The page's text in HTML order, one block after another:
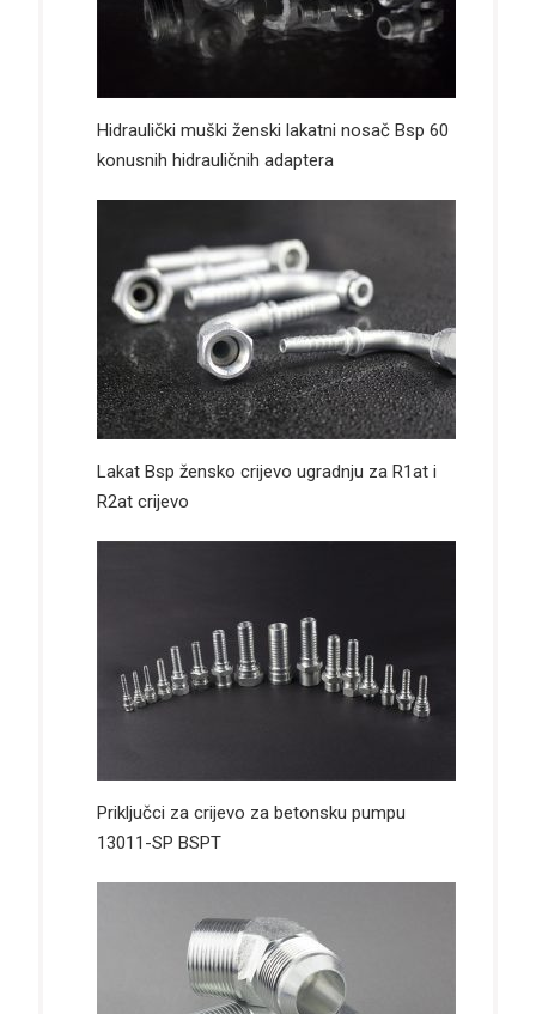
Hidraulički muški ženski lakatni nosač Bsp 60
konusnih hidrauličnih adaptera
Lakat Bsp žensko crijevo ugradnju za R1at i
R2at crijevo
Priključci za crijevo za betonsku pumpu
13011-SP BSPT